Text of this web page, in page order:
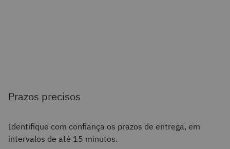
Prazos precisos
Identifique com confiança os prazos de entrega, em
intervalos de até 15 minutos.